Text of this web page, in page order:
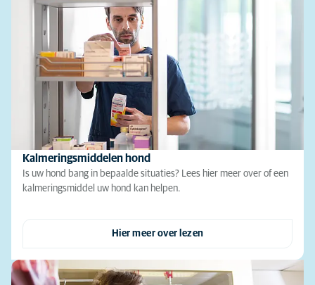
Kalmeringsmiddelen hond
Is uw hond bang in bepaalde situaties? Lees hier meer over of een
kalmeringsmiddel uw hond kan helpen.
Hier meer over lezen